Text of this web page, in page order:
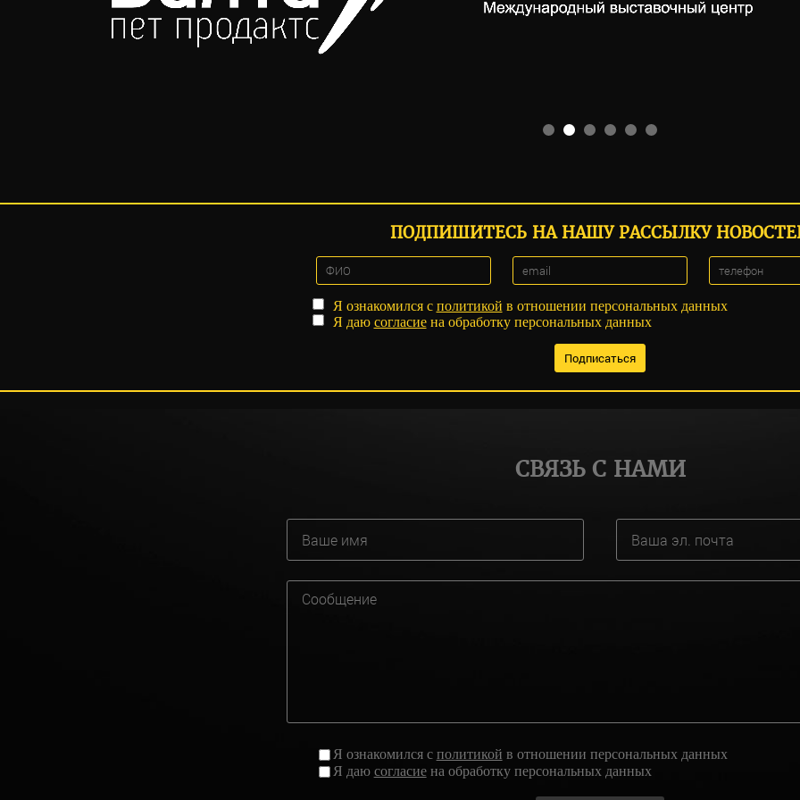
ПОДПИШИТЕСЬ НА НАШУ РАССЫЛКУ
Я ознакомился с политикой в отношении персональных данных
Я даю согласиена обработку персональных данных
СВЯЗЬ С НАМИ
Я ознакомился с политикой в отношении персональных данных
Я даю согласиена обработку персональных данных